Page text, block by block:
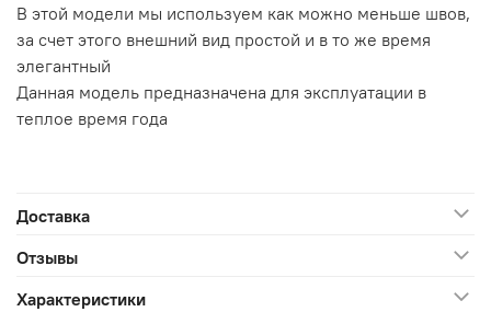
В этой модели мы используем как можно меньше швов,
за счет этого внешний вид простой и в то же время
элегантный
Данная модель предназначена для эксплуатации в
теплое время года
Доставка
Отзывы
Характеристики